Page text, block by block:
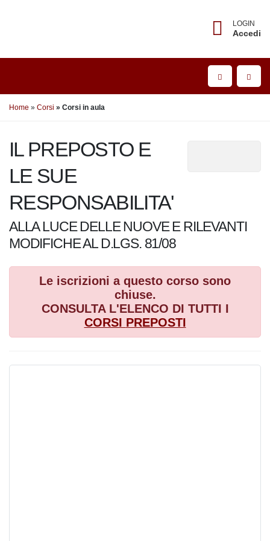
LOGIN
Accedi
Home Corsi Corsi in aula
IL PREPOSTO E
LE SUE
RESPONSABILITA'
ALLA LUCE DELLE NUOVE E RILEVANTI
MODIFICHE AL D.LGS. 81/08
Le iscrizioni a questo corso sono
chiuse.
CONSULTA L'ELENCO DI TUTTI I
CORSI PREPOSTI